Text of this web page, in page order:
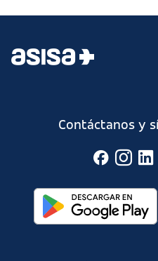
Contáctanos y